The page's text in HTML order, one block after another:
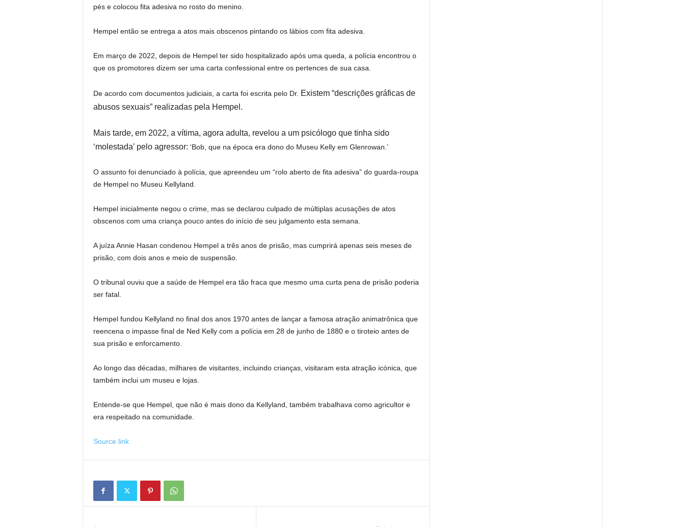
pés e colocou fita adesiva no rosto do menino.
Hempel então se entrega a atos mais obscenos pintando os lábios com fita adesiva.
Em março de 2022, depois de Hempel ter sido hospitalizado após uma queda, a polícia encontrou o
que os promotores dizem ser uma carta confessional entre os pertences de sua casa.
De acordo com documentos judiciais, a carta foi escrita pelo Dr. Existem “descrições gráficas de
abusos sexuais” realizadas pela Hempel.
Mais tarde, em 2022, a vítima, agora adulta, revelou a um psicólogo que tinha sido
‘molestada’ pelo agressor: ‘Bob, que na época era dono do Museu Kelly em Glenrowan.’
O assunto foi denunciado à polícia, que apreendeu um “rolo aberto de fita adesiva” do guarda-roupa
de Hempel no Museu Kellyland.
Hempel inicialmente negou o crime, mas se declarou culpado de múltiplas acusações de atos
obscenos com uma criança pouco antes do início de seu julgamento esta semana.
A juíza Annie Hasan condenou Hempel a três anos de prisão, mas cumprirá apenas seis meses de
prisão, com dois anos e meio de suspensão.
O tribunal ouviu que a saúde de Hempel era tão fraca que mesmo uma curta pena de prisão poderia
ser fatal.
Hempel fundou Kellyland no final dos anos 1970 antes de lançar a famosa atração animatrônica que
reencena o impasse final de Ned Kelly com a polícia em 28 de junho de 1880 e o tiroteio antes de
sua prisão e enforcamento.
Ao longo das décadas, milhares de visitantes, incluindo crianças, visitaram esta atração icónica, que
também inclui um museu e lojas.
Entende-se que Hempel, que não é mais dono da Kellyland, também trabalhava como agricultor e
era respeitado na comunidade.
Source link